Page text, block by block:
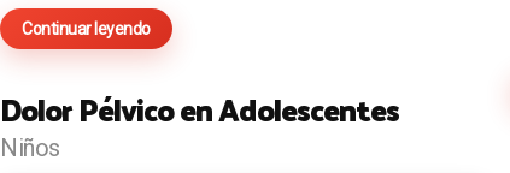
Continuar leyendo
Dolor Pélvico en Adolescentes
Niños